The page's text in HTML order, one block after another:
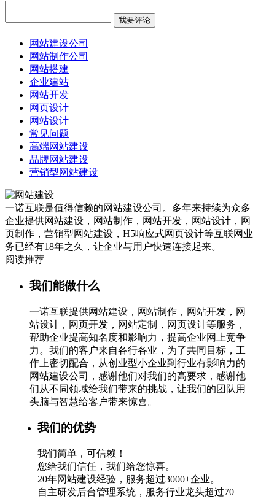
网站建设公司
网站制作公司
网站搭建
企业建站
网站开发
网页设计
网站设计
常见问题
高端网站建设
品牌网站建设
营销型网站建设
一诺互联是值得信赖的网站建设公司。多年来持续为众多
企业提供网站建设，网站制作，网站开发，网站设计，网
页制作，营销型网站建设，H5响应式网页设计等互联网业
务已经有18年之久，让企业与用户快速连接起来。
阅读推荐
我们能做什么
一诺互联提供网站建设，网站制作，网站开发，网
站设计，网页开发，网站定制，网页设计等服务，
帮助企业提高知名度和影响力，提高企业网上竞争
力。我们的客户来自各行各业，为了共同目标，工
作上密切配合，从创业型小企业到行业有影响力的
网站建设公司，感谢他们对我们的高要求，感谢他
们从不同领域给我们带来的挑战，让我们的团队用
头脑与智慧给客户带来惊喜。
我们的优势
我们简单，可信赖！
您给我们信任，我们给您惊喜。
20年网站建设经验，服务超过3000+企业。
自主研发后台管理系统，服务行业龙头超过70